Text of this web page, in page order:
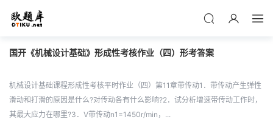
国开《机械设计基础》形成性考核作业（四）形考答案
机械设计基础课程形成性考核平时作业（四）第11章带传动1．带传动产生弹性
滑动和打滑的原因是什么?对传动各有什么影响?2．试分析增速带传动工作时，
其最大应力在哪里?3．V带传动n1=1450r/min，...